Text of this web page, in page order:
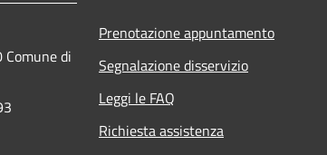
di
Prenotazione appuntamento
Segnalazione disservizio
Leggi le FAQ
Richiesta assistenza